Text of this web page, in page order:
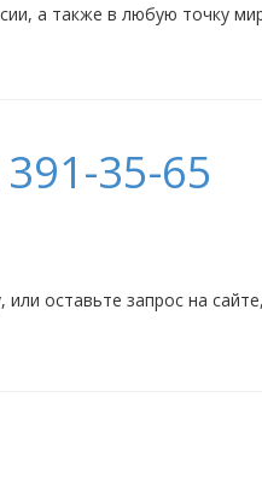
а также в любую точку
35-65
оставьте запрос на сайте,